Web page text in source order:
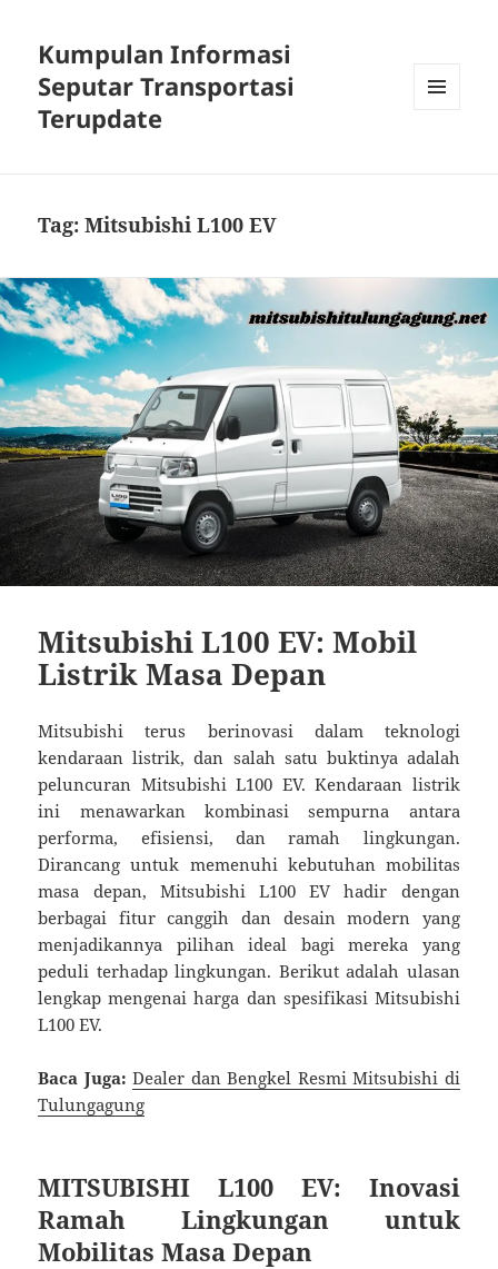
Kumpulan Informasi
Seputar Transportasi
Terupdate
Tag:Mitsubishi L100 EV
Mitsubishi L100 EV: Mobil
Listrik Masa Depan
Mitsubishi terus berinovasi dalam teknologi
kendaraan listrik, dan salah satu buktinya adalah
peluncuran Mitsubishi L100 EV. Kendaraan listrik
ini menawarkan kombinasi sempurna antara
performa, efisiensi, dan ramah lingkungan.
Dirancang untuk memenuhi kebutuhan mobilitas
masa depan, Mitsubishi L100 EV hadir dengan
berbagai fitur canggih dan desain modern yang
menjadikannya pilihan ideal bagi mereka yang
peduli terhadap lingkungan. Berikut adalah ulasan
lengkap mengenai harga dan spesifikasi Mitsubishi
L100 EV.
Baca Juga: Dealer dan Bengkel Resmi Mitsubishi di
Tulungagung
MITSUBISHI L100 EV: Inovasi
Ramah Lingkungan untuk
Mobilitas Masa Depan